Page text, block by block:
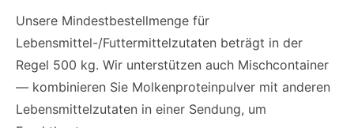
Unsere Mindestbestellmenge für
Lebensmittel-/Futtermittelzutaten beträgt in der
Regel 500 kg. Wir unterstützen auch Mischcontainer
— kombinieren Sie Molkenproteinpulver mit anderen
Lebensmittelzutaten in einer Sendung, um